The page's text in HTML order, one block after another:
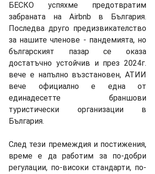
БЕСКО успяхме предотвратим
забраната на Airbnb в България.
Последва друго предизвикателство
за нашите членове - пандемията, но
българският пазар се оказа
достатъчно устойчив и през 2024г.
вече е напълно възстановен, АТИИ
вече официално е една от
единадесетте браншови
туристически организации в
България.
След тези премеждия и постижения,
време е да работим за по-добри
регулации, по-високи стандарти, по-